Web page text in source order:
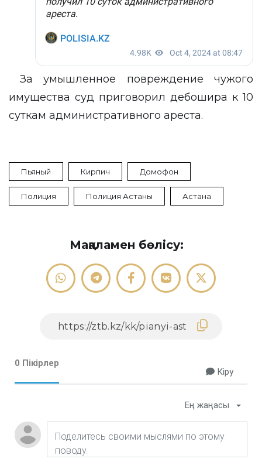
За умышленное повреждение чужого
имущества суд приговорил дебошира к 10
суткам административного ареста.
Пьяный Кирпич Домофон
Полиция Полиция Астаны Астана
Мақаламен бөлісу:
0 Пікірлер
Кіру
Ең жаңасы